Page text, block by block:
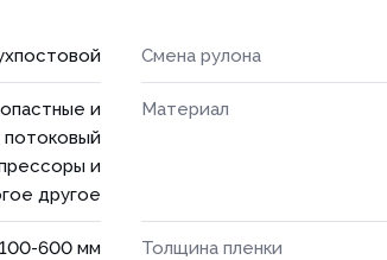
Смена рулона
и
и
другое
Материал
100-600 мм Толщина пленки